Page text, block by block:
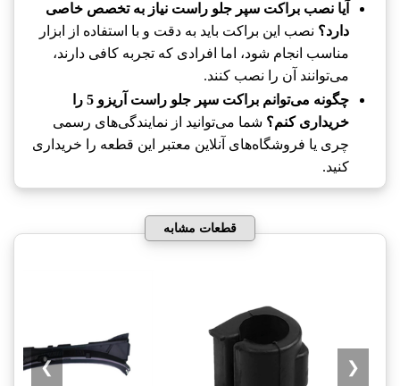
آیا نصب براکت سپر جلو راست نیاز به تخصص خاصی
دارد؟ نصب این براکت باید به دقت و با استفاده از ابزار
مناسب انجام شود، اما افرادی که تجربه کافی دارند،
می‌توانند آن را نصب کنند.
چگونه می‌توانم براکت سپر جلو راست آریزو 5 را
خریداری کنم؟ شما می‌توانید از نمایندگی‌های رسمی
چری یا فروشگاه‌های آنلاین معتبر این قطعه را خریداری
کنید.
قطعات مشابه
❮
❯